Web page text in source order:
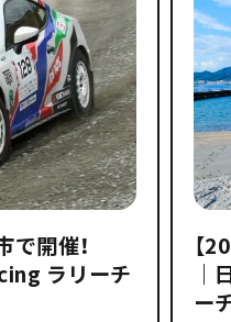
で開催！
ラリーチ
【
｜
ー